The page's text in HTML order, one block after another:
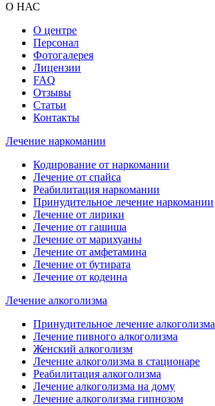
О НАС
О центре
Персонал
Фотогалерея
Лицензии
FAQ
Отзывы
Статьи
Контакты
Лечение наркомании
Кодирование от наркомании
Лечение от спайса
Реабилитация наркомании
Принудительное лечение наркомании
Лечение от лирики
Лечение от гашиша
Лечение от марихуаны
Лечение от амфетамина
Лечение от бутирата
Лечение от кодеина
Лечение алкоголизма
Принудительное лечение алкоголизма
Лечение пивного алкоголизма
Женский алкоголизм
Лечение алкоголизма в стационаре
Реабилитация алкоголизма
Лечение алкоголизма на дому
Лечение алкоголизма гипнозом